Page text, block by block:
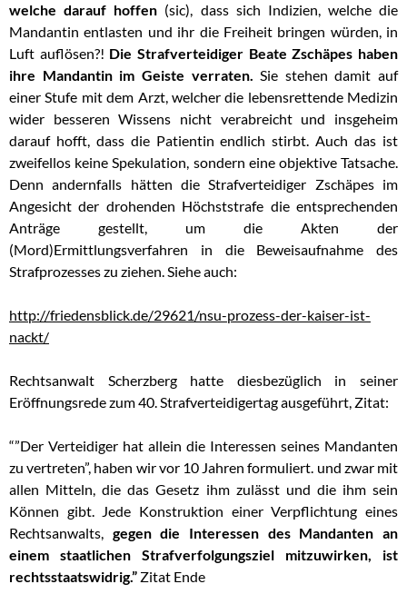
welche darauf hoffen (sic), dass sich Indizien, welche die
Mandantin entlasten und ihr die Freiheit bringen würden, in
Luft auflösen?! Die Strafverteidiger Beate Zschäpes haben
ihre Mandantin im Geiste verraten. Sie stehen damit auf
einer Stufe mit dem Arzt, welcher die lebensrettende Medizin
wider besseren Wissens nicht verabreicht und insgeheim
darauf hofft, dass die Patientin endlich stirbt. Auch das ist
zweifellos keine Spekulation, sondern eine objektive Tatsache.
Denn andernfalls hätten die Strafverteidiger Zschäpes im
Angesicht der drohenden Höchststrafe die entsprechenden
Anträge gestellt, um die Akten der
(Mord)Ermittlungsverfahren in die Beweisaufnahme des
Strafprozesses zu ziehen. Siehe auch:
http://friedensblick.de/29621/nsu-prozess-der-kaiser-ist-
nackt/
Rechtsanwalt Scherzberg hatte diesbezüglich in seiner
Eröffnungsrede zum 40. Strafverteidigertag ausgeführt, Zitat:
“”Der Verteidiger hat allein die Interessen seines Mandanten
zu vertreten”, haben wir vor 10 Jahren formuliert. und zwar mit
allen Mitteln, die das Gesetz ihm zulässt und die ihm sein
Können gibt. Jede Konstruktion einer Verpflichtung eines
Rechtsanwalts, gegen die Interessen des Mandanten an
einem staatlichen Strafverfolgungsziel mitzuwirken, ist
rechtsstaatswidrig.” Zitat Ende